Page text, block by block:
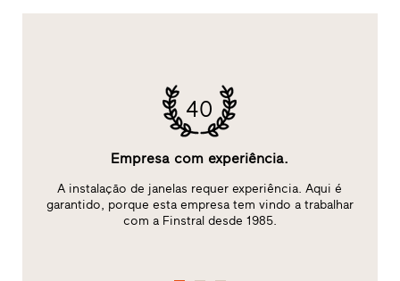
40
Empresa com experiência.
A instalação de janelas requer experiência. Aqui é
garantido, porque esta empresa tem vindo a trabalhar
com a Finstral desde 1985.